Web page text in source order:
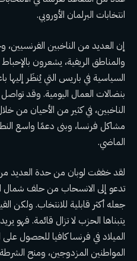
انتخابات البرلمان الأوروبي.
إن العديد من الناخبين
والمناطق الريفية، يشعرون
السياسية في باريس التي يُنظَر إليها
بنضالات العمال اليومية. وقد
الناخبين، في كثير من الأحيان من
مشاكل فرنسا، وبنى دعمًا واسع
الماضي.
لقد خففت لوبان من حدة العديد
تدعو إلى الانسحاب من حلف شمال
جعله أكثر قابلية للانتخاب. ولكن
يتبناها الحزب لا تزال قائمة. فهو
الميلاد في فرنسا كافيا للحصول
المواطنين المزدوجين، ومنح